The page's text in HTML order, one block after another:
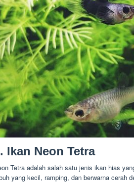
Ikan Neon Tetra
Tetra adalah salah satu jenis ikan hias
yang kecil, ramping, dan berwarna cerah